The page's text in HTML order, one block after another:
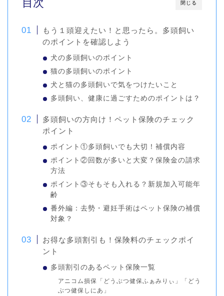
閉じる
目次
もう１頭迎えたい！と思ったら。多頭飼い
のポイントを確認しよう
犬の多頭飼いのポイント
猫の多頭飼いのポイント
犬と猫の多頭飼いで気をつけたいこと
多頭飼い、健康に過ごすためのポイントは？
多頭飼いの方向け！ペット保険のチェック
ポイント
ポイント①多頭飼いでも大切！補償内容
ポイント②回数が多いと大変？保険金の請求
方法
ポイント③そもそも入れる？新規加入可能年
齢
番外編：去勢・避妊手術はペット保険の補償
対象？
お得な多頭割引も！保険料のチェックポイ
ント
多頭割引のあるペット保険一覧
アニコム損保「どうぶつ健保ふぁみりぃ」「どう
ぶつ健保しにあ」